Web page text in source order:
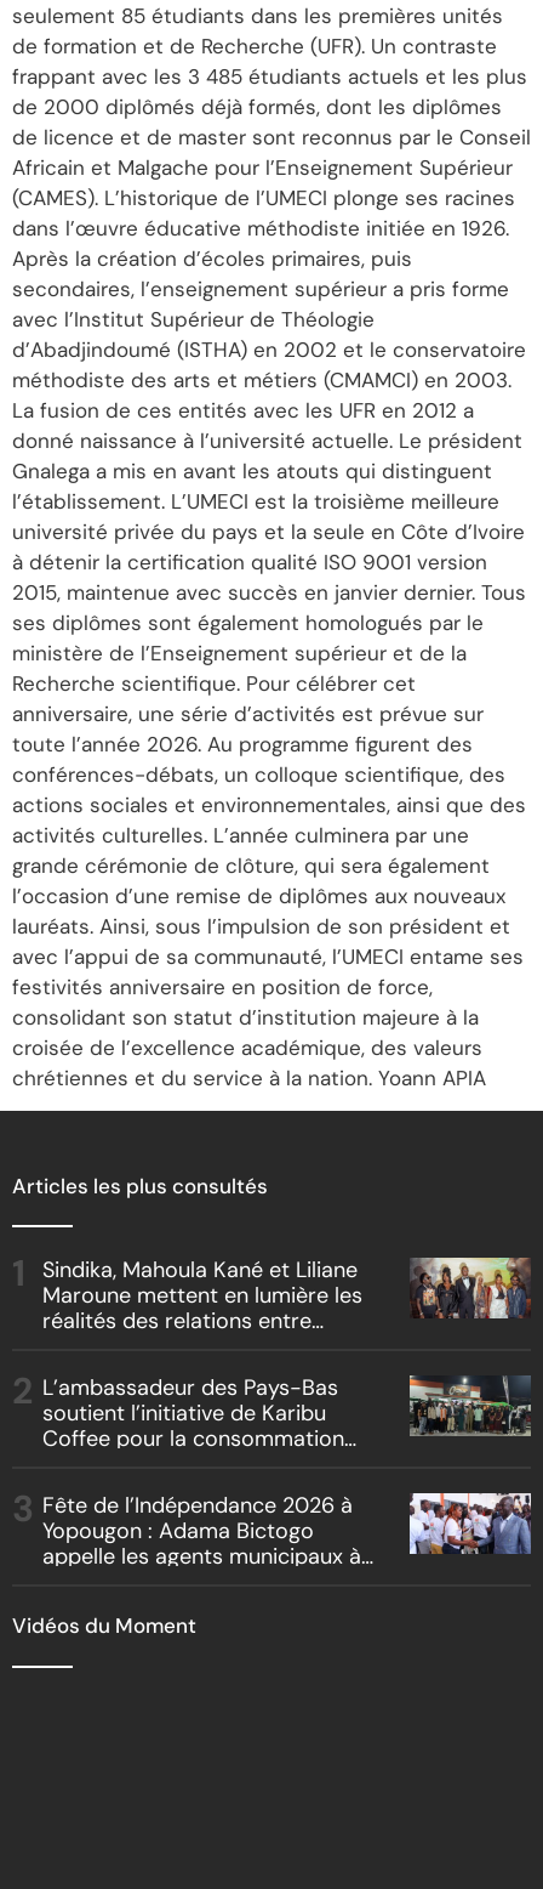
seulement 85 étudiants dans les premières unités
de formation et de Recherche (UFR). Un contraste
frappant avec les 3 485 étudiants actuels et les plus
de 2000 diplômés déjà formés, dont les diplômes
de licence et de master sont reconnus par le Conseil
Africain et Malgache pour l’Enseignement Supérieur
(CAMES). L’historique de l’UMECI plonge ses racines
dans l’œuvre éducative méthodiste initiée en 1926.
Après la création d’écoles primaires, puis
secondaires, l’enseignement supérieur a pris forme
avec l’Institut Supérieur de Théologie
d’Abadjindoumé (ISTHA) en 2002 et le conservatoire
méthodiste des arts et métiers (CMAMCI) en 2003.
La fusion de ces entités avec les UFR en 2012 a
donné naissance à l’université actuelle. Le président
Gnalega a mis en avant les atouts qui distinguent
l’établissement. L’UMECI est la troisième meilleure
université privée du pays et la seule en Côte d’Ivoire
à détenir la certification qualité ISO 9001 version
2015, maintenue avec succès en janvier dernier. Tous
ses diplômes sont également homologués par le
ministère de l’Enseignement supérieur et de la
Recherche scientifique. Pour célébrer cet
anniversaire, une série d’activités est prévue sur
toute l’année 2026. Au programme figurent des
conférences-débats, un colloque scientifique, des
actions sociales et environnementales, ainsi que des
activités culturelles. L’année culminera par une
grande cérémonie de clôture, qui sera également
l’occasion d’une remise de diplômes aux nouveaux
lauréats. Ainsi, sous l’impulsion de son président et
avec l’appui de sa communauté, l’UMECI entame ses
festivités anniversaire en position de force,
consolidant son statut d’institution majeure à la
croisée de l’excellence académique, des valeurs
chrétiennes et du service à la nation. Yoann APIA
Articles les plus consultés
Sindika, Mahoula Kané et Liliane
Maroune mettent en lumière les
réalités des relations entre
« Boss vs Boss »
L’ambassadeur des Pays-Bas
soutient l’initiative de Karibu
Coffee pour la consommation
reboisement
Fête de l’Indépendance 2026 à
Yopougon : Adama Bictogo
appelle les agents municipaux à
Vidéos du Moment